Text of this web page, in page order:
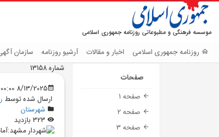
موسسه فرهنگی و مطبوعاتی روزنامه جمهوری اسلامی
روزنامه جمهوری اسلامی اخبار و مقالات آرشیو روزنامه سازمان
صفحات
صفحه 1
صفحه 2
صفحه 3
شماره 13158
8/13/2025 12:00:00 AM
ارسال شده توسط
شهرستان